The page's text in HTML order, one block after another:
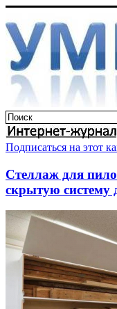
Подписаться на этот
Стеллаж для
скрытую систему